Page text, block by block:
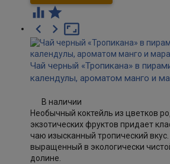
 

 
Чай черный «Тропикана» в
календулы, ароматом манго и
В наличии
Необычный коктейль из цветков
экзотических фруктов придает
чаю изысканный тропический
выращенный в экологически
долине.